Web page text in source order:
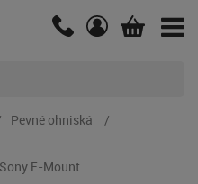
Pevné ohniská
E-Mount